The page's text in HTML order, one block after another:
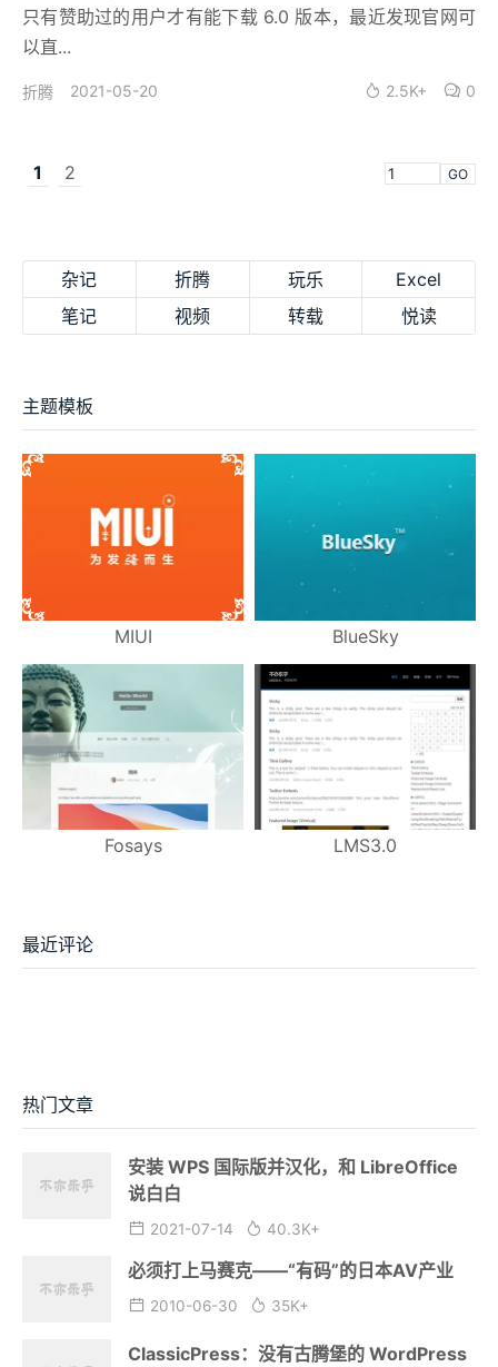
只有赞助过的用户才有能下载 6.0 版本，最近发现官网可
以直...
折腾 2021-05-20 2.5K+ 0
1 2 GO
杂记 折腾 玩乐
Excel
笔记
视频 转载 悦读
主题模板
MIUI BlueSky
Fosays LMS3.0
最近评论
热门文章
安装 WPS 国际版并汉化，和 LibreOffice
说白白
2021-07-14 40.3K+
必须打上马赛克——“有码”的日本AV产业
2010-06-30 35K+
ClassicPress：没有古腾堡的 WordPress